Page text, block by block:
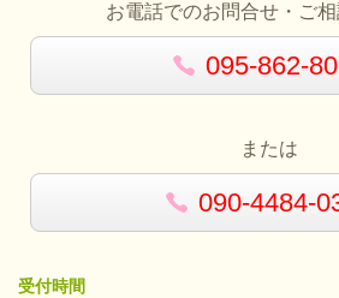
お電話でのお問合せ・ご
095-862-
または
090-4484-
受付時間